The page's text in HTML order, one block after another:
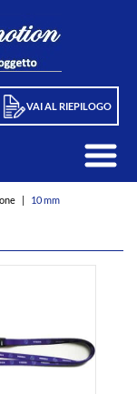
VAI AL RIEPILOGO
| 10 mm